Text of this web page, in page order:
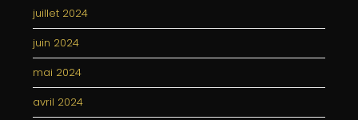
juillet 2024
juin 2024
mai 2024
avril 2024